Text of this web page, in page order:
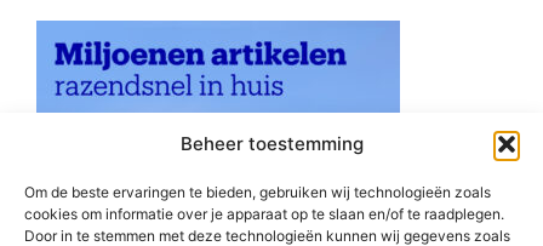
Beheer toestemming
Om de beste ervaringen te bieden, gebruiken wij technologieën zoals
cookies om informatie over je apparaat op te slaan en/of te raadplegen.
Door in te stemmen met deze technologieën kunnen wij gegevens zoals